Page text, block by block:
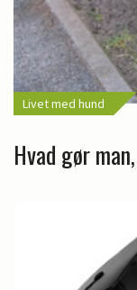
Livet med hund
Hvad gør